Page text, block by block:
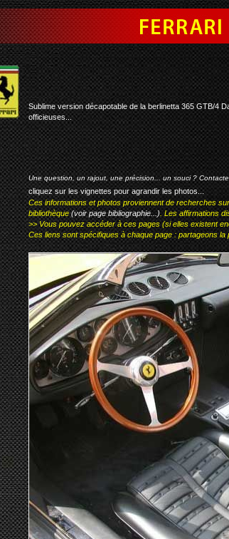
Sublime version décapotable de la berlinetta 365 GTB/4
officieuses...
Une question, un rajout, une précision... un souci ?
cliquez sur les vignettes pour agrandir les photos...
Ces informations et photos proviennent de recherches
bibliothèque(voir page bibliographie...). Les affirmations
>> Vous pouvez accéder à ces pages (si elles existent
Ces liens sont spécifiques à chaque page : partageons la